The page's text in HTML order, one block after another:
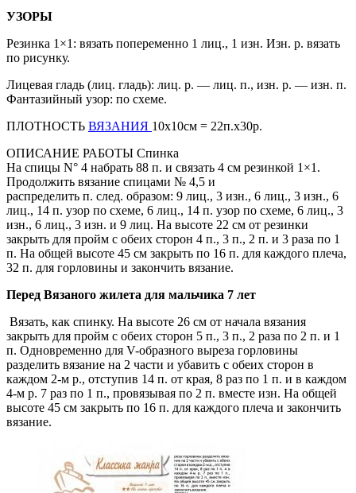
УЗОРЫ
Резинка 1×1: вязать попеременно 1 лиц., 1 изн. Изн. р. вязать
по рисунку.
Лицевая гладь (лиц. гладь): лиц. р. — лиц. п., изн. р. — изн. п.
Фантазийный узор: по схеме.
ПЛОТНОСТЬ ВЯЗАНИЯ 10х10см = 22п.х30р.
ОПИСАНИЕ РАБОТЫ Спинка
На спицы N° 4 набрать 88 п. и связать 4 см резинкой 1×1.
Продолжить вязание спицами № 4,5 и
распределить п. след. образом: 9 лиц., 3 изн., 6 лиц., 3 изн., 6
лиц., 14 п. узор по схеме, 6 лиц., 14 п. узор по схеме, 6 лиц., 3
изн., 6 лиц., 3 изн. и 9 лиц. На высоте 22 см от резинки
закрыть для пройм с обеих сторон 4 п., 3 п., 2 п. и 3 раза по 1
п. На общей высоте 45 см закрыть по 16 п. для каждого плеча,
32 п. для горловины и закончить вязание.
Перед Вязаного жилета для мальчика 7 лет
Вязать, как спинку. На высоте 26 см от начала вязания
закрыть для пройм с обеих сторон 5 п., 3 п., 2 раза по 2 п. и 1
п. Одновременно для V-образного выреза горловины
разделить вязание на 2 части и убавить с обеих сторон в
каждом 2-м р., отступив 14 п. от края, 8 раз по 1 п. и в каждом
4-м р. 7 раз по 1 п., провязывая по 2 п. вместе изн. На общей
высоте 45 см закрыть по 16 п. для каждого плеча и закончить
вязание.